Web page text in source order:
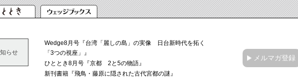
らせ
Wedge8月号『台湾「麗しの島」の実像 日台新時代を拓く
「3つの視座」』
ひととき8月号『京都 2と5の物語』
新刊書籍『飛鳥・藤原に隠された古代宮都の謎』
メルマガ登録